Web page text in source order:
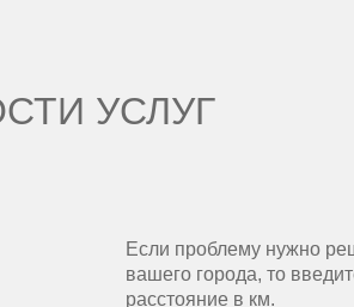
УСЛУГ
Если проблему нужно
вашего города, то
расстояние в км.